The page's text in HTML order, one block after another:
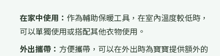
在家中使用： 作為輔助保暖工具，在室內溫度較低時，
可以單獨使用或搭配其他衣物使用。
外出攜帶： 方便攜帶，可以在外出時為寶寶提供額外的